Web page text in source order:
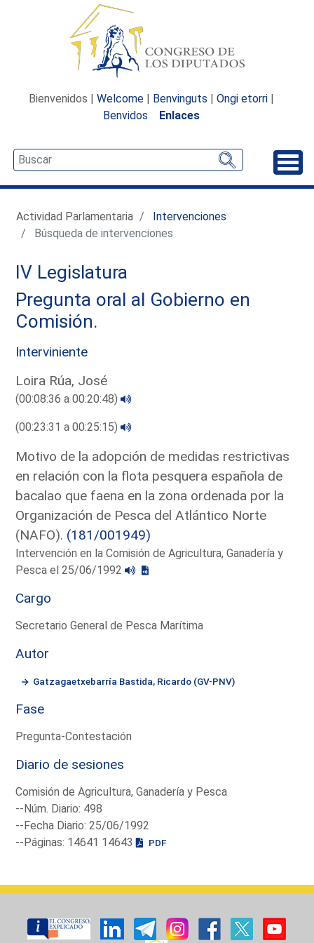
Bienvenidos | Welcome | Benvinguts | Ongi etorri |
Benvidos
Enlaces
Actividad Parlamentaria
Intervenciones
Búsqueda de intervenciones
IV Legislatura
Pregunta oral al Gobierno en
Comisión.
Interviniente
Loira Rúa, José
(00:08:36 a 00:20:48)
(00:23:31 a 00:25:15)
Motivo de la adopción de medidas restrictivas
en relación con la flota pesquera española de
bacalao que faena en la zona ordenada por la
Organización de Pesca del Atlántico Norte
(NAFO). (181/001949)
Intervención en la Comisión de Agricultura, Ganadería y
Pesca el 25/06/1992
Cargo
Secretario General de Pesca Marítima
Autor
Gatzagaetxebarría Bastida, Ricardo (GV-PNV)
Fase
Pregunta-Contestación
Diario de sesiones
Comisión de Agricultura, Ganadería y Pesca
--Núm. Diario: 498
--Fecha Diario: 25/06/1992
--Páginas: 14641 14643
PDF